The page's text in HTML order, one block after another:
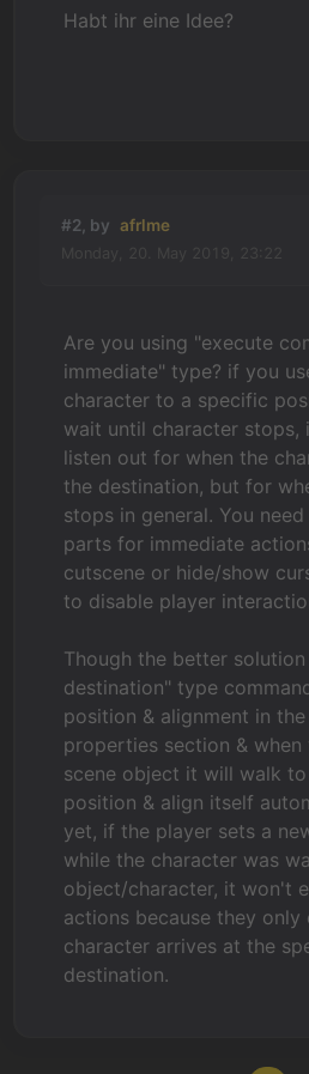
Habt ihr eine Idee?
#2, by afrlme
Are you using "execute
immediate" type? if you
character to a specific
wait until character stops,
listen out for when the
the destination, but for
stops in general. You
parts for immediate
cutscene or hide/show
to disable player
Though the better
destination" type
position & alignment in
properties section &
scene object it will walk
position & align itself
yet, if the player sets a
while the character was
object/character, it won't
actions because they only
character arrives at the
destination.